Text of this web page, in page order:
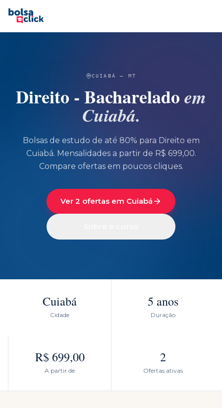
CUIABÁ — MT
Direito - Bachareladoem
Cuiabá.
Bolsas de estudo de até 80% para Direito em
Cuiabá. Mensalidades a partir de R$ 699,00.
Compare ofertas em poucos cliques.
Ver 2 ofertas em Cuiabá
Cuiabá
Cidade
5 anos
Duração
R$ 699,00
A partir de
2
Ofertas ativas